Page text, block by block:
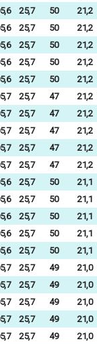
25,7 50
21,2
25,7 50
21,2
25,7 50
21,2
25,7 50
21,2
25,7 50
21,2
25,7 47
21,2
25,7 47
21,2
25,7 47
21,2
25,7 47
21,2
25,7 47
21,2
25,7 50
21,1
25,7 50
21,1
25,7 50
21,1
25,7 50
21,1
25,7 50
21,1
25,7 49
21,0
25,7 49
21,0
25,7 49
21,0
25,7 49
21,0
25,7 49
21,0